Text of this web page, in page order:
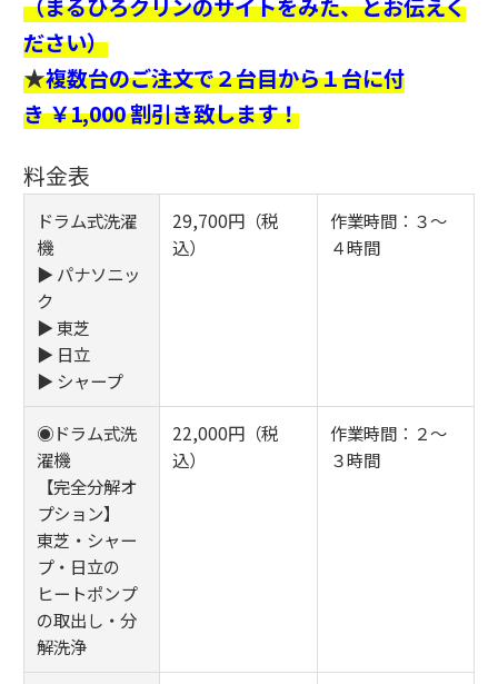
ださい）
★複数台のご注文で２台目から１台に付
き ￥1,000 割引き致します！
料金表
ドラム式洗濯
機
▶ パナソニッ
ク
▶ 東芝
▶ 日立
▶ シャープ
29,700円（税
込）
作業時間：３～
４時間
◉ドラム式洗
濯機
【完全分解オ
プション】
東芝・シャー
プ・日立の
ヒートポンプ
の取出し・分
解洗浄
22,000円（税
込）
作業時間：２～
３時間